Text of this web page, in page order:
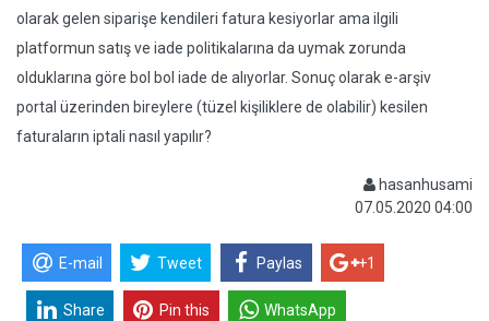
olarak gelen siparişe kendileri fatura kesiyorlar ama ilgili
platformun satış ve iade politikalarına da uymak zorunda
olduklarına göre bol bol iade de alıyorlar. Sonuç olarak e-arşiv
portal üzerinden bireylere (tüzel kişiliklere de olabilir) kesilen
faturaların iptali nasıl yapılır?
hasanhusami
07.05.2020 04:00
E-mail Tweet Paylas +1
Share Pin this WhatsApp